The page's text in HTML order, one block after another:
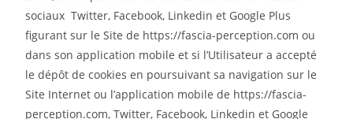
sociaux Twitter, Facebook, Linkedin et Google Plus
figurant sur le Site de https://fascia-perception.com ou
dans son application mobile et si l’Utilisateur a accepté
le dépôt de cookies en poursuivant sa navigation sur le
Site Internet ou l’application mobile de https://fascia-
perception.com, Twitter, Facebook, Linkedin et Google